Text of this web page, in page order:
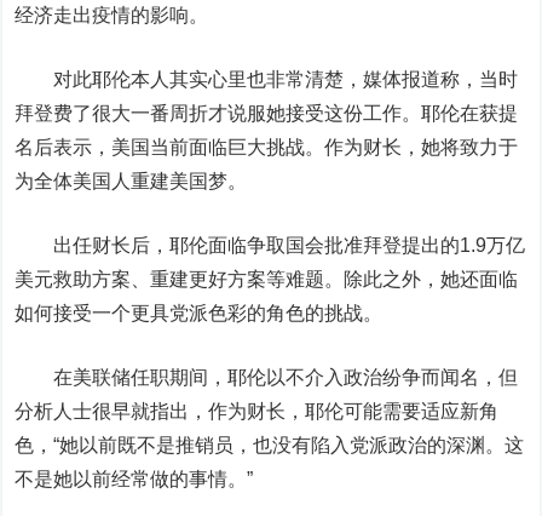
经济走出疫情的影响。
对此耶伦本人其实心里也非常清楚，媒体报道称，当时
拜登费了很大一番周折才说服她接受这份工作。耶伦在获提
名后表示，美国当前面临巨大挑战。作为财长，她将致力于
为全体美国人重建美国梦。
出任财长后，耶伦面临争取国会批准拜登提出的1.9万亿
美元救助方案、重建更好方案等难题。除此之外，她还面临
如何接受一个更具党派色彩的角色的挑战。
在美联储任职期间，耶伦以不介入政治纷争而闻名，但
分析人士很早就指出，作为财长，耶伦可能需要适应新角
色，“她以前既不是推销员，也没有陷入党派政治的深渊。这
不是她以前经常做的事情。”